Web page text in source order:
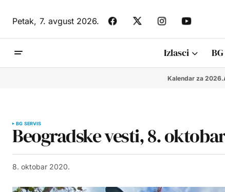
Petak,7. avgust 2026.
Izlasci
Kalendar za 2026.
BG SERVIS
Beogradske vesti, 8.
8. oktobar 2020.